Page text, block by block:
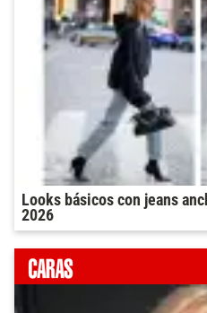
Looks básicos con jeans
2026